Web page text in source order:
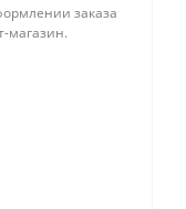
заказа
магазин.